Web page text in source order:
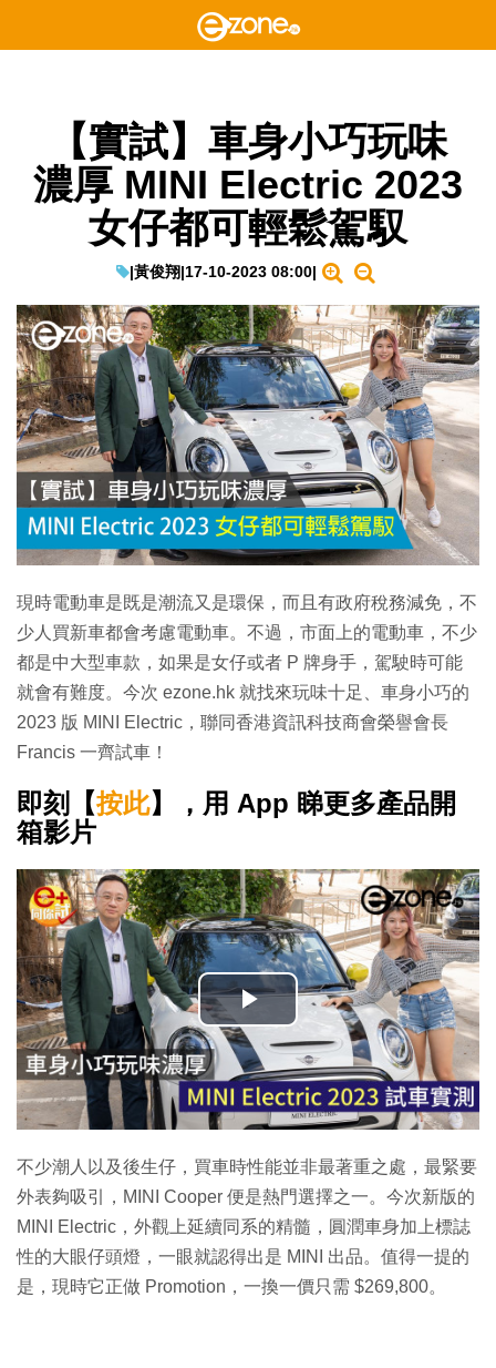
【實試】車身小巧玩味
濃厚 MINI Electric 2023
女仔都可輕鬆駕馭
|黃俊翔|17-10-2023 08:00|
現時電動車是既是潮流又是環保，而且有政府稅務減免，不
少人買新車都會考慮電動車。不過，市面上的電動車，不少
都是中大型車款，如果是女仔或者 P 牌身手，駕駛時可能
就會有難度。今次 ezone.hk 就找來玩味十足、車身小巧的
2023 版 MINI Electric，聯同香港資訊科技商會榮譽會長
Francis 一齊試車！
即刻【按此】，用 App 睇更多產品開
箱影片
播
放
影
片
不少潮人以及後生仔，買車時性能並非最著重之處，最緊要
外表夠吸引，MINI Cooper 便是熱門選擇之一。今次新版的
MINI Electric，外觀上延續同系的精髓，圓潤車身加上標誌
性的大眼仔頭燈，一眼就認得出是 MINI 出品。值得一提的
是，現時它正做 Promotion，一換一價只需 $269,800。